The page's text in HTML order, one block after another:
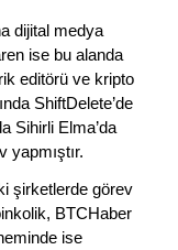
dijital medya
ise bu alanda
editörü ve kripto
ShiftDelete’de
Sihirli Elma’da
yapmıştır.
şirketlerde görev
BTCHaber
ise